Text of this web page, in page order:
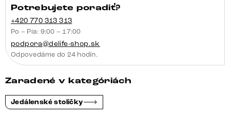
Potrebujete poradiť?
+420 770 313 313
Po – Pia: 9:00 – 17:00
podpora@delife-shop.sk
Odpovedáme do 24 hodín.
Zaradené v kategóriách
Jedálenské stoličky